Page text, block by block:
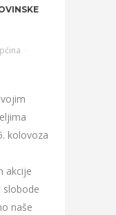
kolovoza
akcije
slobode
naše